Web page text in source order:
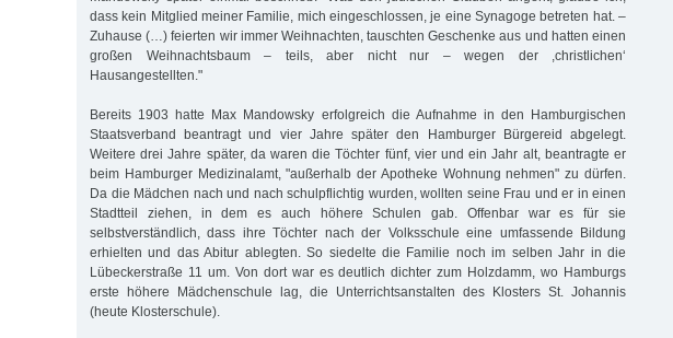
dass kein Mitglied meiner Familie, mich eingeschlossen, je eine Synagoge betreten hat. –
Zuhause (…) feierten wir immer Weihnachten, tauschten Geschenke aus und hatten einen
großen Weihnachtsbaum – teils, aber nicht nur – wegen der ,christlichen‘
Hausangestellten."
Bereits 1903 hatte Max Mandowsky erfolgreich die Aufnahme in den Hamburgischen
Staatsverband beantragt und vier Jahre später den Hamburger Bürgereid abgelegt.
Weitere drei Jahre später, da waren die Töchter fünf, vier und ein Jahr alt, beantragte er
beim Hamburger Medizinalamt, "außerhalb der Apotheke Wohnung nehmen" zu dürfen.
Da die Mädchen nach und nach schulpflichtig wurden, wollten seine Frau und er in einen
Stadtteil ziehen, in dem es auch höhere Schulen gab. Offenbar war es für sie
selbstverständlich, dass ihre Töchter nach der Volksschule eine umfassende Bildung
erhielten und das Abitur ablegten. So siedelte die Familie noch im selben Jahr in die
Lübeckerstraße 11 um. Von dort war es deutlich dichter zum Holzdamm, wo Hamburgs
erste höhere Mädchenschule lag, die Unterrichtsanstalten des Klosters St. Johannis
(heute Klosterschule).